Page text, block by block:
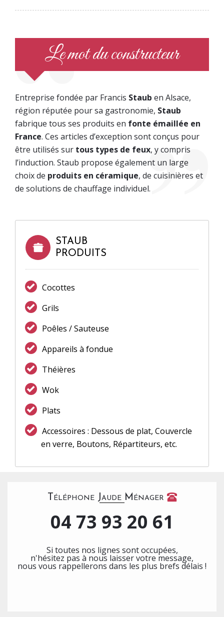
Le mot du constructeur
Entreprise fondée par Francis Staub en Alsace,
région réputée pour sa gastronomie, Staub
fabrique tous ses produits en fonte émaillée en
France. Ces articles d’exception sont conçus pour
être utilisés sur tous types de feux, y compris
l’induction. Staub propose également un large
choix de produits en céramique, de cuisinières et
de solutions de chauffage individuel.
STAUB
PRODUITS
Cocottes
Grils
Poêles / Sauteuse
Appareils à fondue
Théières
Wok
Plats
Accessoires : Dessous de plat, Couvercle
en verre, Boutons, Répartiteurs, etc.
Téléphone Jaude Ménager
04 73 93 20 61
Si toutes nos lignes sont occupées,
n'hésitez pas à nous laisser votre message,
nous vous rappellerons dans les plus brefs délais !